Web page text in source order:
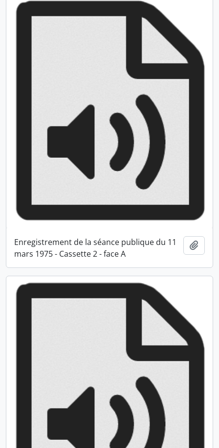
Enregistrement de la séance publique du 11
mars 1975 - Cassette 2 - face A